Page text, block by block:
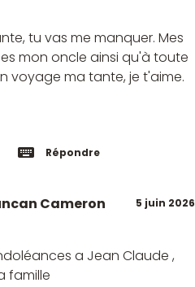
tu vas me manquer. Mes
mon oncle ainsi qu'à toute
voyage ma tante, je t'aime.
Répondre
5 juin 2026
Cameron
a Jean Claude ,
famille